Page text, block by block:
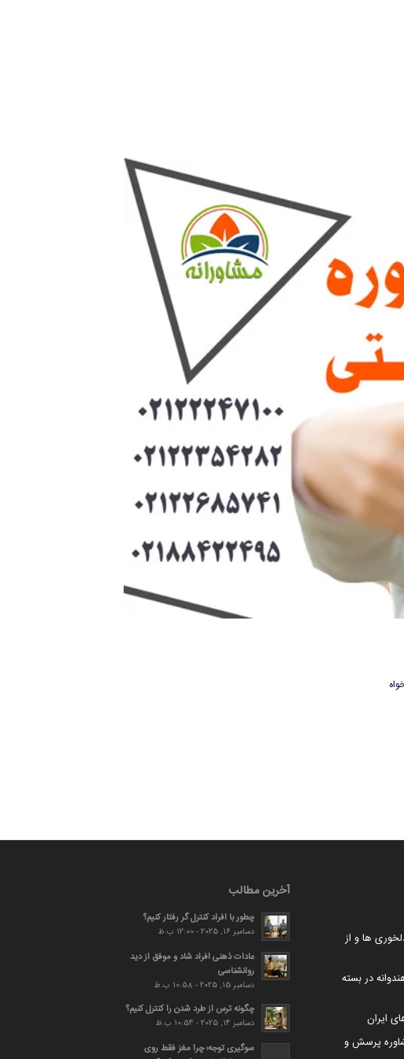
ها و از
در بسته
ایران
پرسش و
آخرین مطالب
چطور با افراد کنترل گر رفتار کنیم؟
دسامبر 16, 2025 - 12:00 ب.ظ
عادات ذهنی افراد شاد و موفق از دید
روانشناسی
دسامبر 15, 2025 - 10:58 ب.ظ
چگونه ترس از طرد شدن را کنترل کنیم؟
دسامبر 14, 2025 - 10:54 ب.ظ
سوگیری توجه؛ چرا مغز فقط روی